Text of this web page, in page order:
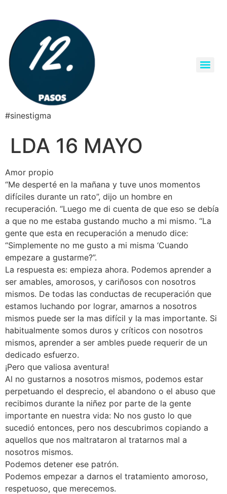
#sinestigma
LDA 16 MAYO
Amor propio
“Me desperté en la mañana y tuve unos momentos
difíciles durante un rato”, dijo un hombre en
recuperación. “Luego me di cuenta de que eso se debía
a que no me estaba gustando mucho a mi mismo. “La
gente que esta en recuperación a menudo dice:
“Simplemente no me gusto a mi misma ‘Cuando
empezare a gustarme?”.
La respuesta es: empieza ahora. Podemos aprender a
ser amables, amorosos, y cariñosos con nosotros
mismos. De todas las conductas de recuperación que
estamos luchando por lograr, amarnos a nosotros
mismos puede ser la mas difícil y la mas importante. Si
habitualmente somos duros y críticos con nosotros
mismos, aprender a ser ambles puede requerir de un
dedicado esfuerzo.
¡Pero que valiosa aventura!
Al no gustarnos a nosotros mismos, podemos estar
perpetuando el desprecio, el abandono o el abuso que
recibimos durante la niñez por parte de la gente
importante en nuestra vida: No nos gusto lo que
sucedió entonces, pero nos descubrimos copiando a
aquellos que nos maltrataron al tratarnos mal a
nosotros mismos.
Podemos detener ese patrón.
Podemos empezar a darnos el tratamiento amoroso,
respetuoso, que merecemos.